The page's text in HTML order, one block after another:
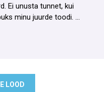
Ei unusta tunnet, kui
minu juurde toodi. …
LOOD